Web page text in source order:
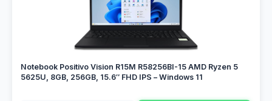
Notebook Positivo Vision R15M R58256BI-15 AMD Ryzen 5
5625U, 8GB, 256GB, 15.6″ FHD IPS – Windows 11